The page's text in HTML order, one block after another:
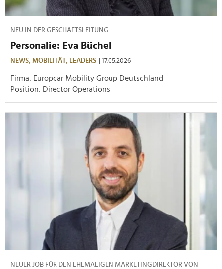
NEU IN DER GESCHÄFTSLEITUNG
Personalie: Eva Büchel
NEWS, MOBILITÄT, LEADERS | 17.05.2026
Firma: Europcar Mobility Group Deutschland
Position: Director Operations
NEUER JOB FÜR DEN EHEMALIGEN MARKETINGDIREKTOR VON